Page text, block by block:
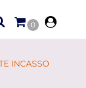
0
INCASSO